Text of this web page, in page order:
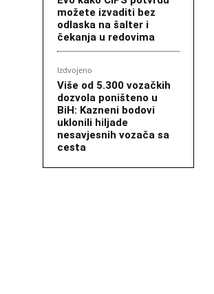
možete izvaditi bez
odlaska na šalter i
čekanja u redovima
Izdvojeno
Više od 5.300 vozačkih
dozvola poništeno u
BiH: Kazneni bodovi
uklonili hiljade
nesavjesnih vozača sa
cesta